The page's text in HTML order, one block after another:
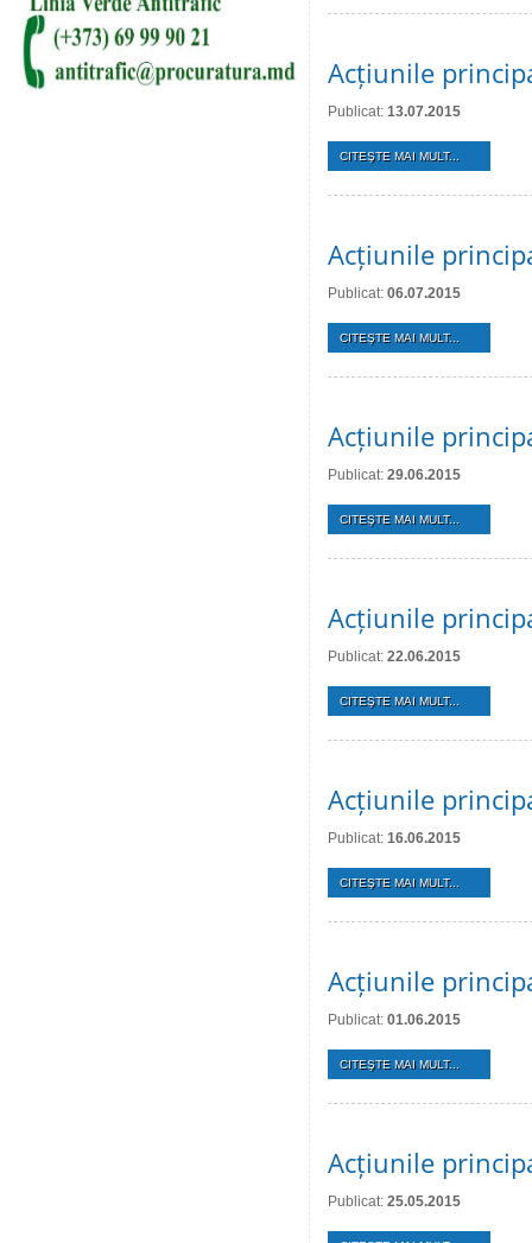
Acțiunile
Publicat: 13.07.2015
CITEŞTE MAI MULT...
Acțiunile
Publicat: 06.07.2015
CITEŞTE MAI MULT...
Acțiunile
Publicat: 29.06.2015
CITEŞTE MAI MULT...
Acțiunile
Publicat: 22.06.2015
CITEŞTE MAI MULT...
Acțiunile
Publicat: 16.06.2015
CITEŞTE MAI MULT...
Acțiunile
Publicat: 01.06.2015
CITEŞTE MAI MULT...
Acțiunile
Publicat: 25.05.2015